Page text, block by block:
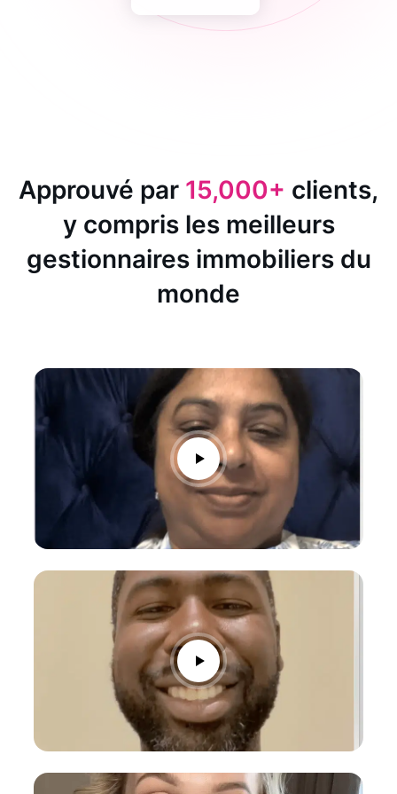
Approuvé par 15,000+ clients,
y compris les meilleurs
gestionnaires immobiliers du
monde